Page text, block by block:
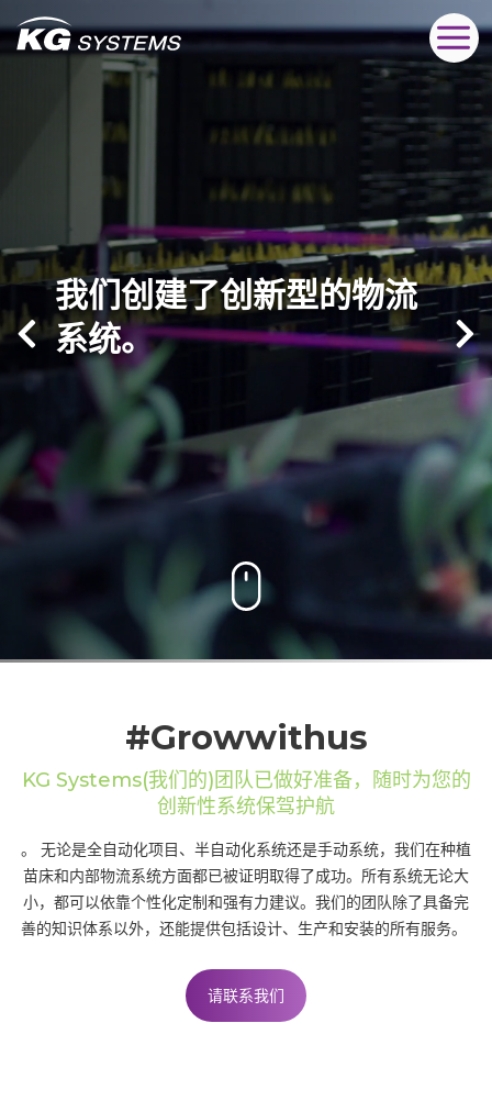
我们创建了创新型的物流
系统。
我们创建了创新型的物流
系统。
请求咨询 探索我们的服务
我们创建了创新型的物流
系统。
请求咨询 探索我们的服务
我们创建了创新型的物流
系统。
请求咨询 探索我们的服务
我们创建了创新型的物流
系统。
请求咨询 探索我们的服务
我们创建了创新型的物流
系统。
请求咨询 探索我们的服务
我们创建了创新型的物流
系统。
请求咨询 探索我们的服务
#Growwithus
KG Systems(我们的)团队已做好准备，随时为您的
创新性系统保驾护航
。 无论是全自动化项目、半自动化系统还是手动系统，我们在种植
苗床和内部物流系统方面都已被证明取得了成功。所有系统无论大
小，都可以依靠个性化定制和强有力建议。我们的团队除了具备完
善的知识体系以外，还能提供包括设计、生产和安装的所有服务。
请联系我们